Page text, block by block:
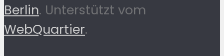
Berlin. Unterstützt vom
WebQuartier.